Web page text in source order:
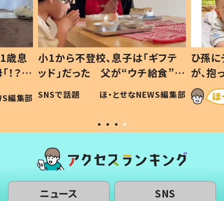
歳息
？」
編集部
小1から不登校、息子は「ギフテ
ッド」だった 父が“ウチ給食”を
作り続ける理由とは #令和の親
#令和の子
SNSで話題 ほ・とせなNEWS編集部
ひ孫
が、
「涙が
い」
ニュース SNS